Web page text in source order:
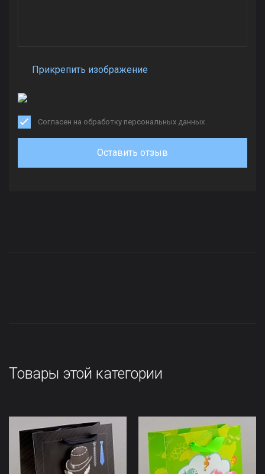
Прикрепить изображение
Согласен на обработку персональных данных
Оставить отзыв
Товары этой категории